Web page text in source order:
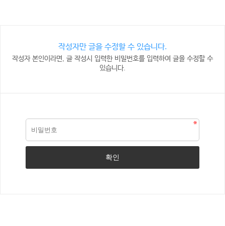
작성자만 글을 수정할 수 있습니다.
작성자 본인이라면, 글 작성시 입력한 비밀번호를 입력하여 글을 수정할 수
있습니다.